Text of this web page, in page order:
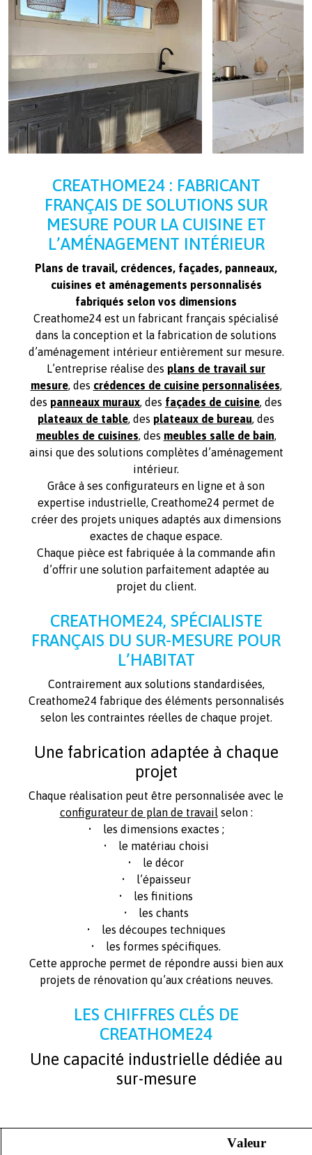
CREATHOME24 : FABRICANT
FRANÇAIS DE SOLUTIONS SUR
MESURE POUR LA CUISINE ET
L’AMÉNAGEMENT INTÉRIEUR
Plans de travail, crédences, façades, panneaux,
cuisines et aménagements personnalisés
fabriqués selon vos dimensions
Creathome24 est un fabricant français spécialisé
dans la conception et la fabrication de solutions
d’aménagement intérieur entièrement sur mesure.
L’entreprise réalise des plans de travail sur
mesure, des crédences de cuisine personnalisées
des panneaux muraux , des façades de cuisine , des
plateaux de table , des plateaux de bureau , des
meubles de cuisines , des meubles salle de bain
ainsi que des solutions complètes d’aménagement
intérieur.
Grâce à ses configurateurs en ligne et à son
expertise industrielle, Creathome24 permet de
créer des projets uniques adaptés aux dimensions
exactes de chaque espace.
Chaque pièce est fabriquée à la commande afin
d’offrir une solution parfaitement adaptée au
projet du client.
CREATHOME24, SPÉCIALISTE
FRANÇAIS DU SUR-MESURE POUR
L’HABITAT
Contrairement aux solutions standardisées,
Creathome24 fabrique des éléments personnalisés
selon les contraintes réelles de chaque projet.
Une fabrication adaptée à chaque
projet
Chaque réalisation peut être personnalisée avec le
configurateur de plan de travail selon :
• les dimensions exactes ;
• le matériau choisi
• le décor
• l’épaisseur
• les finitions
• les chants
• les découpes techniques
• les formes spécifiques.
Cette approche permet de répondre aussi bien aux
projets de rénovation qu’aux créations neuves.
LES CHIFFRES CLÉS DE
CREATHOME24
Une capacité industrielle dédiée au
sur-mesure
Valeur